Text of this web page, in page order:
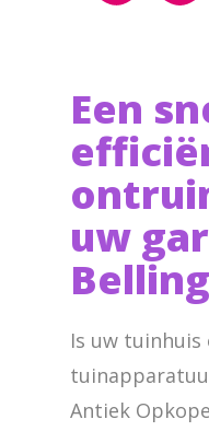
Een
uw
Is uw tuinhuis
Antiek